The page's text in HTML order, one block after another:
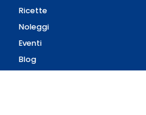
Ricette
Noleggi
Eventi
Blog